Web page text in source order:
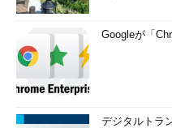
Googleが「
デジタルトラ